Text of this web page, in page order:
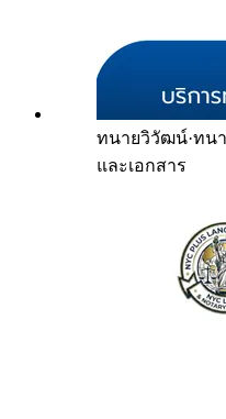
ทนายวิวัฒน์·ทน
และเอกสาร